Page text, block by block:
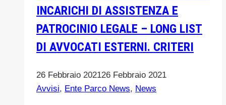
CRITICITA’.PIANO
INCARICHI DI ASSISTENZA E
PATROCINIO LEGALE – LONG LIST
DI AVVOCATI ESTERNI. CRITERI
26 Febbraio 202126 Febbraio 2021
Avvisi, Ente Parco News, News